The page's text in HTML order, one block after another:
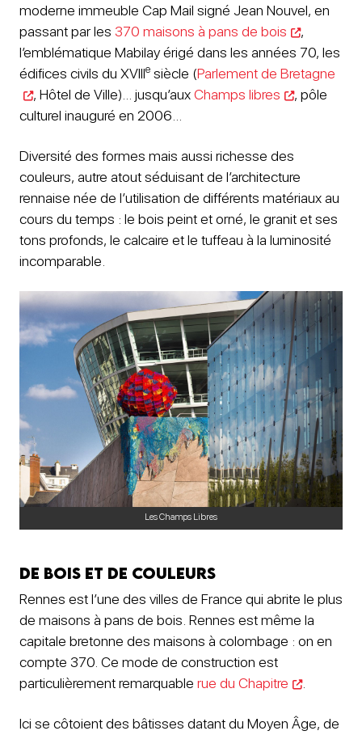
moderne immeuble Cap Mail signé Jean Nouvel, en
passant par les 370 maisons à pans de bois
,
l’emblématique Mabilay érigé dans les années 70, les
édifices civils du XVIIIe siècle (Parlement de Bretagne
, Hôtel de Ville)… jusqu’auxChamps libres
, pôle
culturel inauguré en 2006…
Diversité des formes mais aussi richesse des
couleurs, autre atout séduisant de l’architecture
rennaise née de l’utilisation de différents matériaux au
cours du temps : le bois peint et orné, le granit et ses
tons profonds, le calcaire et le tuffeau à la luminosité
incomparable.
Les Champs Libres
De bois et de couleurs
Rennes est l’une des villes de France qui abrite le plus
de maisons à pans de bois. Rennes est même la
capitale bretonne des maisons à colombage : on en
compte 370. Ce mode de construction est
particulièrement remarquable rue du Chapitre .
Ici se côtoient des bâtisses datant du Moyen Âge, de